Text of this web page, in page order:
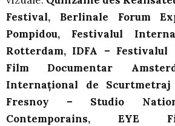
Festival, Berlinale Forum
Pompidou, Festivalul
Rotterdam, IDFA –
Film Documentar
Internaţional de Scurtmetraj
Fresnoy – Studio
Contemporains, EYE